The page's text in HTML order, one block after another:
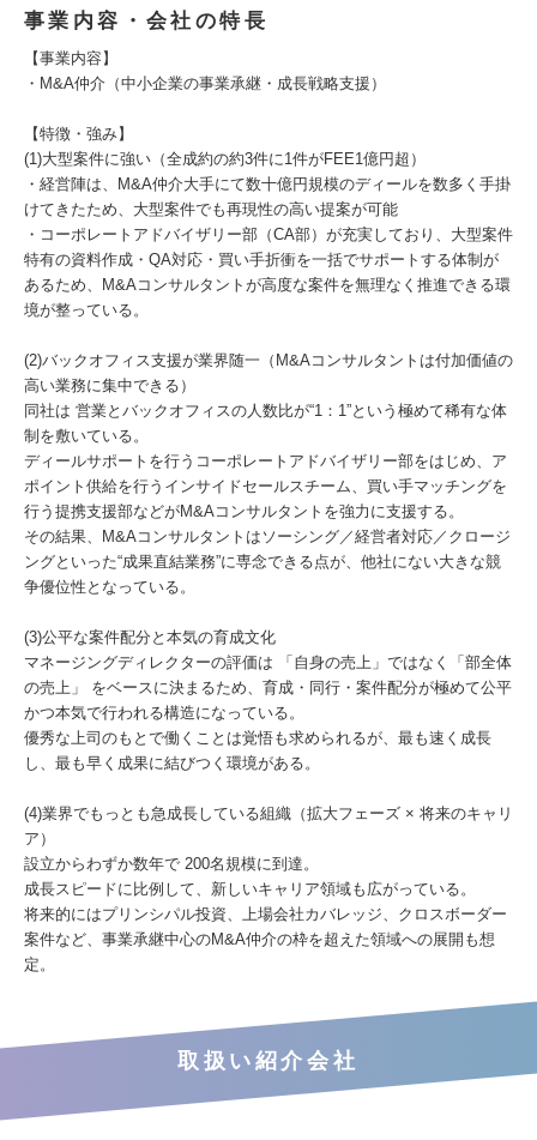
事業内容・会社の特長
【事業内容】
・M&A仲介（中小企業の事業承継・成長戦略支援）
【特徴・強み】
(1)大型案件に強い（全成約の約3件に1件がFEE1億円超）
・経営陣は、M&A仲介大手にて数十億円規模のディールを数多く手掛
けてきたため、大型案件でも再現性の高い提案が可能
・コーポレートアドバイザリー部（CA部）が充実しており、大型案件
特有の資料作成・QA対応・買い手折衝を一括でサポートする体制が
あるため、M&Aコンサルタントが高度な案件を無理なく推進できる環
境が整っている。
(2)バックオフィス支援が業界随一（M&Aコンサルタントは付加価値の
高い業務に集中できる）
同社は 営業とバックオフィスの人数比が“1：1”という極めて稀有な体
制を敷いている。
ディールサポートを行うコーポレートアドバイザリー部をはじめ、ア
ポイント供給を行うインサイドセールスチーム、買い手マッチングを
行う提携支援部などがM&Aコンサルタントを強力に支援する。
その結果、M&Aコンサルタントはソーシング／経営者対応／クロージ
ングといった“成果直結業務”に専念できる点が、他社にない大きな競
争優位性となっている。
(3)公平な案件配分と本気の育成文化
マネージングディレクターの評価は 「自身の売上」ではなく「部全体
の売上」 をベースに決まるため、育成・同行・案件配分が極めて公平
かつ本気で行われる構造になっている。
優秀な上司のもとで働くことは覚悟も求められるが、最も速く成長
し、最も早く成果に結びつく環境がある。
(4)業界でもっとも急成長している組織（拡大フェーズ × 将来のキャリ
ア）
設立からわずか数年で 200名規模に到達。
成長スピードに比例して、新しいキャリア領域も広がっている。
将来的にはプリンシパル投資、上場会社カバレッジ、クロスボーダー
案件など、事業承継中心のM&A仲介の枠を超えた領域への展開も想
定。
取扱い紹介会社